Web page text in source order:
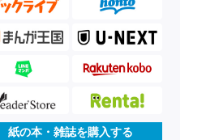
紙の本・雑誌を購入する